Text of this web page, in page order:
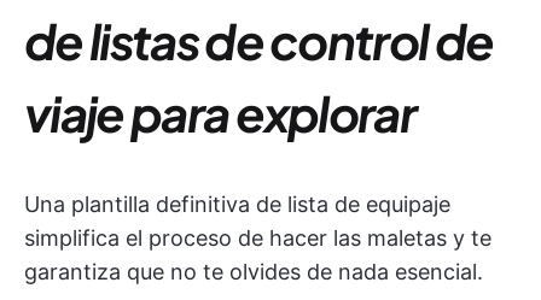
de listas de control de
viaje para explorar
Una plantilla definitiva de lista de equipaje
simplifica el proceso de hacer las maletas y te
garantiza que no te olvides de nada esencial.